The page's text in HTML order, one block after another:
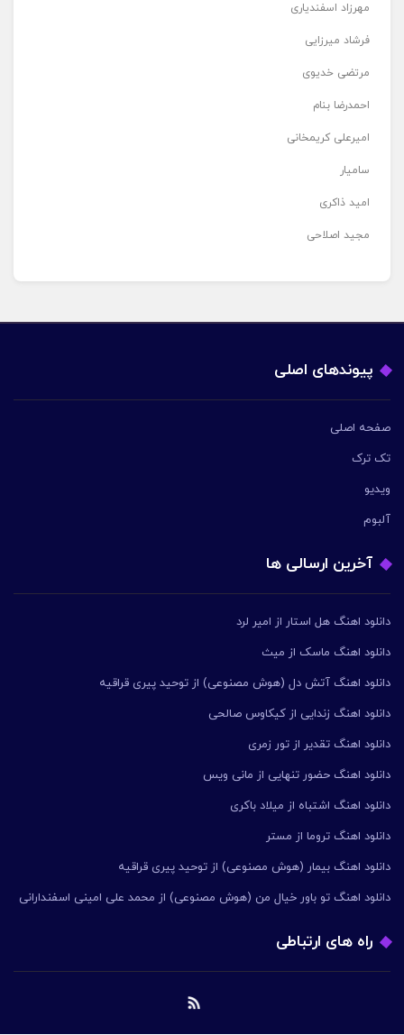
مهرزاد اسفندیاری
فرشاد میرزایی
مرتضی خدیوی
احمدرضا بنام
امیرعلی کریمخانی
سامیار
امید ذاکری
مجید اصلاحی
پیوندهای اصلی
صفحه اصلی
تک ترک
ویدیو
آلبوم
آخرین ارسالی ها
دانلود اهنگ هل استار از امیر لرد
دانلود اهنگ ماسک از میث
دانلود اهنگ آتش دل (هوش مصنوعی) از توحید پیری قراقیه
دانلود اهنگ زندایی از کیکاوس صالحی
دانلود اهنگ تقدیر از تور زمری
دانلود اهنگ حضور تنهایی از مانی ویس
دانلود اهنگ اشتباه از میلاد باکری
دانلود اهنگ تروما از مستر
دانلود اهنگ بیمار (هوش مصنوعی) از توحید پیری قراقیه
دانلود اهنگ تو باور خیال من (هوش مصنوعی) از محمد علی امینی اسفندارانی
راه های ارتباطی